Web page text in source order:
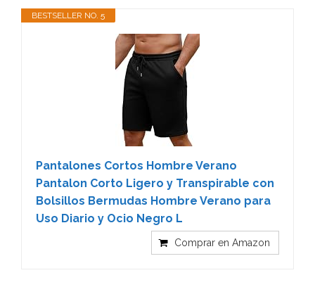
BESTSELLER NO. 5
Pantalones Cortos Hombre Verano
Pantalon Corto Ligero y Transpirable con
Bolsillos Bermudas Hombre Verano para
Uso Diario y Ocio Negro L
Comprar en Amazon